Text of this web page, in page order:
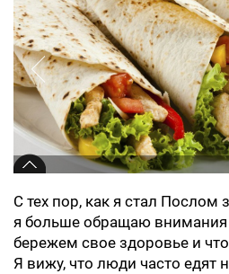
С тех пор, как я стал Послом
я больше обращаю внимания
бережем свое здоровье и
Я вижу, что люди часто едят